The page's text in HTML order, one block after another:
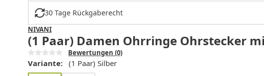
30 Tage Rückgaberecht
NIVANI
(1 Paar) Damen Ohrringe Ohrstecker
Bewertungen (0)
Variante: (1 Paar) Silber